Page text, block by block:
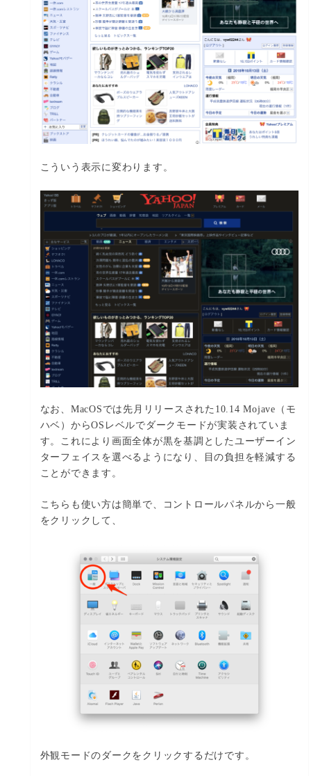
こういう表示に変わります。
なお、MacOSでは先月リリースされた10.14 Mojave（モ
ハベ）からOSレベルでダークモードが実装されていま
す。これにより画面全体が黒を基調としたユーザーイン
ターフェイスを選べるようになり、目の負担を軽減する
ことができます。
こちらも使い方は簡単で、コントロールパネルから一般
をクリックして、
外観モードのダークをクリックするだけです。